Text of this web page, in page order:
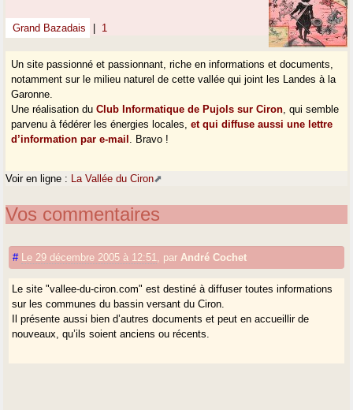
Grand Bazadais 1
Un site passionné et passionnant, riche en informations et documents,
notamment sur le milieu naturel de cette vallée qui joint les Landes à la
Garonne.
Une réalisation duClub Informatique de Pujols sur Ciron, qui semble
parvenu à fédérer les énergies locales,et qui diffuse aussi une lettre
d’information par e-mail . Bravo !
Voir en ligne : La Vallée du Ciron
Vos commentaires
# Le 29 décembre 2005 à 12:51 par André Cochet
Le site "vallee-du-ciron.com" est destiné à diffuser toutes informations
sur les communes du bassin versant du Ciron.
Il présente aussi bien d’autres documents et peut en accueillir de
nouveaux, qu’ils soient anciens ou récents.